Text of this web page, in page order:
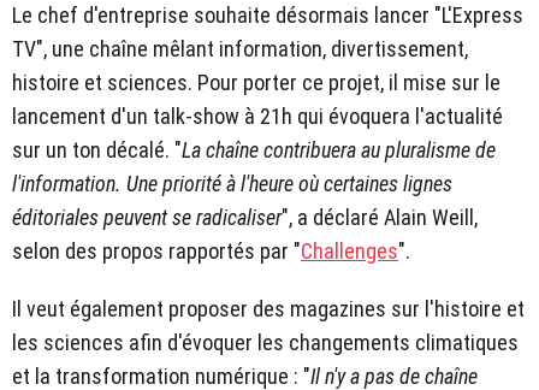
Le chef d'entreprise souhaite désormais lancer "L'Express
TV", une chaîne mêlant information, divertissement,
histoire et sciences. Pour porter ce projet, il mise sur le
lancement d'un talk-show à 21h qui évoquera l'actualité
sur un ton décalé. "La chaîne contribuera au pluralisme de
l'information. Une priorité à l'heure où certaines lignes
éditoriales peuvent se radicaliser", a déclaré Alain Weill,
selon des propos rapportés par "Challenges".
Il veut également proposer des magazines sur l'histoire et
les sciences afin d'évoquer les changements climatiques
et la transformation numérique : "Il n'y a pas de chaîne